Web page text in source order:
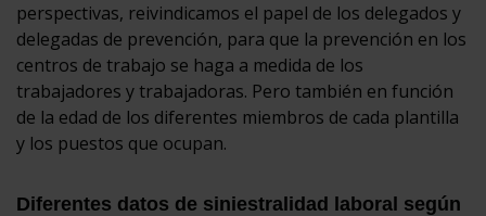
perspectivas, reivindicamos el papel de los delegados y
delegadas de prevención, para que la prevención en los
centros de trabajo se haga a medida de los
trabajadores y trabajadoras. Pero también en función
de la edad de los diferentes miembros de cada plantilla
y los puestos que ocupan.
Diferentes datos de siniestralidad laboral según